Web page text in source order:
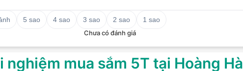
5 sao 4 sao 3 sao 2 sao
1 sao
Chưa có đánh giá
nghiệm mua sắm 5T tại Hoàng Hà